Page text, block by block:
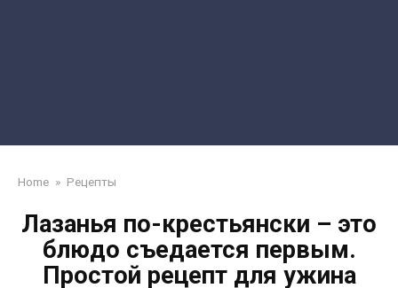
Home » Рецепты
Лазанья по-крестьянски – это
блюдо съедается первым.
Простой рецепт для ужина